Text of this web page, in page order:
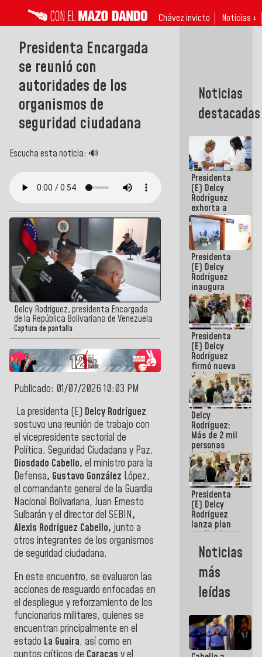
Chávez invicto Noticias ↓
Presidenta Encargada
se reunió con
autoridades de los
organismos de
seguridad ciudadana
Escucha esta noticia: 🔊
Delcy Rodríguez, presidenta Encargada
de la República Bolivariana de Venezuela
Captura de pantalla
Publicado: 01/07/2026 10:03 PM
La presidenta (E) Delcy Rodríguez
sostuvo una reunión de trabajo con
el vicepresidente sectorial de
Política, Seguridad Ciudadana y Paz,
Diosdado Cabello, el ministro para la
Defensa, Gustavo González López,
el comandante general de la Guardia
Nacional Bolivariana, Juan Ernesto
Sulbarán y el director del SEBIN,
Alexis Rodríguez Cabello,junto a
otros integrantes de los organismos
de seguridad ciudadana.
En este encuentro, se evaluaron las
acciones de resguardo enfocadas en
el despliegue y reforzamiento de los
funcionarios militares, quienes se
encuentran principalmente en el
estado La Guaira, así como en
Noticias
destacadas
Presidenta
(E) Delcy
Rodríguez
exhorta a
gobernadores
y alcaldes a
edificar
casas para
abuelos
Presidenta
(E) Delcy
Rodríguez
inaugura
casa de los
Abuelos
Primavera
en Caracas
Presidenta
(E) Delcy
Rodríguez
firmó nueva
de Ley de
Arrendamiento
aprobada
por la AN
Delcy
Rodríguez:
Más de 2 mil
personas
beneficiadas
con planes
para
atención de
emergencia
sísmica en
la última
semana
Presidenta
(E) Delcy
Rodríguez
lanza plan
crediticio
con subsidio
a Juntas de
Condominio
Noticias
más
leídas